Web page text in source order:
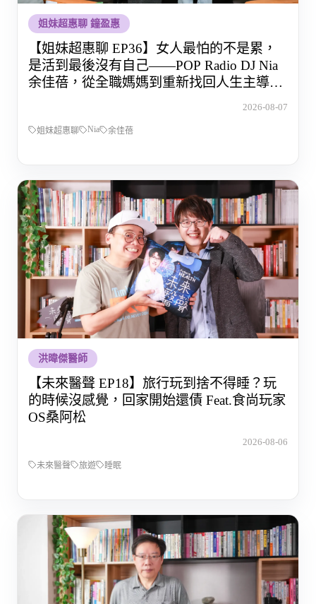
姐妹超惠聊 鐘盈惠
【姐妹超惠聊 EP36】女人最怕的不是累，
是活到最後沒有自己——POP Radio DJ Nia
余佳蓓，從全職媽媽到重新找回人生主導權
2026-08-07
姐妹超惠聊 Nia 余佳蓓
洪暐傑醫師
【未來醫聲 EP18】旅行玩到捨不得睡？玩
的時候沒感覺，回家開始還債 Feat.食尚玩家
OS桑阿松
2026-08-06
未來醫聲 旅遊 睡眠